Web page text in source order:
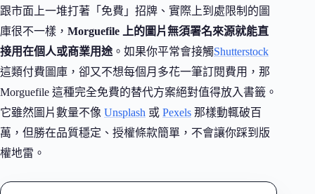
跟市面上一堆打著「免費」招牌、實際上到處限制的圖
庫很不一樣， Morguefile 上的圖片無須署名來源就能直
接用在個人或商業用途 。如果你平常會接觸Shutterstock
這類付費圖庫，卻又不想每個月多花一筆訂閱費用，那
Morguefile 這種完全免費的替代方案絕對值得放入書籤。
它雖然圖片數量不像 Unsplash 或 Pexels 那樣動輒破百
萬，但勝在品質穩定、授權條款簡單，不會讓你踩到版
權地雷。